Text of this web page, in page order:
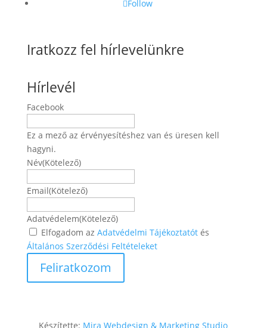
Follow
Iratkozz fel hírlevelünkre
Hírlevél
Facebook
Ez a mező az érvényesítéshez van és üresen kell
hagyni.
Név(Kötelező)
Email(Kötelező)
Adatvédelem(Kötelező)
Elfogadom az Adatvédelmi Tájékoztatótés
Általános Szerződési Feltételeket
Készítette: Mira Webdesign & Marketing Studio